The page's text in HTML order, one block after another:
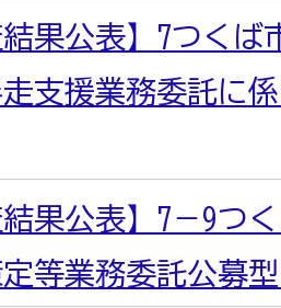
結果公表】7つく
支援業務委託に
結果公表】7－9つ
定等業務委託公募